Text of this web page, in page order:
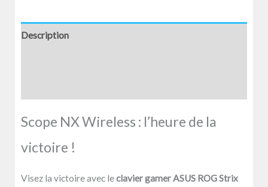
Description
Scope NX Wireless : l’heure de la
victoire !
Visez la victoire avec leclavier gamer ASUS ROG Strix